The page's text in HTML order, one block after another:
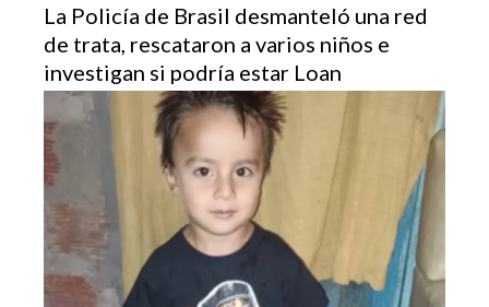
La Policía de Brasil desmanteló una red
de trata, rescataron a varios niños e
investigan si podría estar Loan